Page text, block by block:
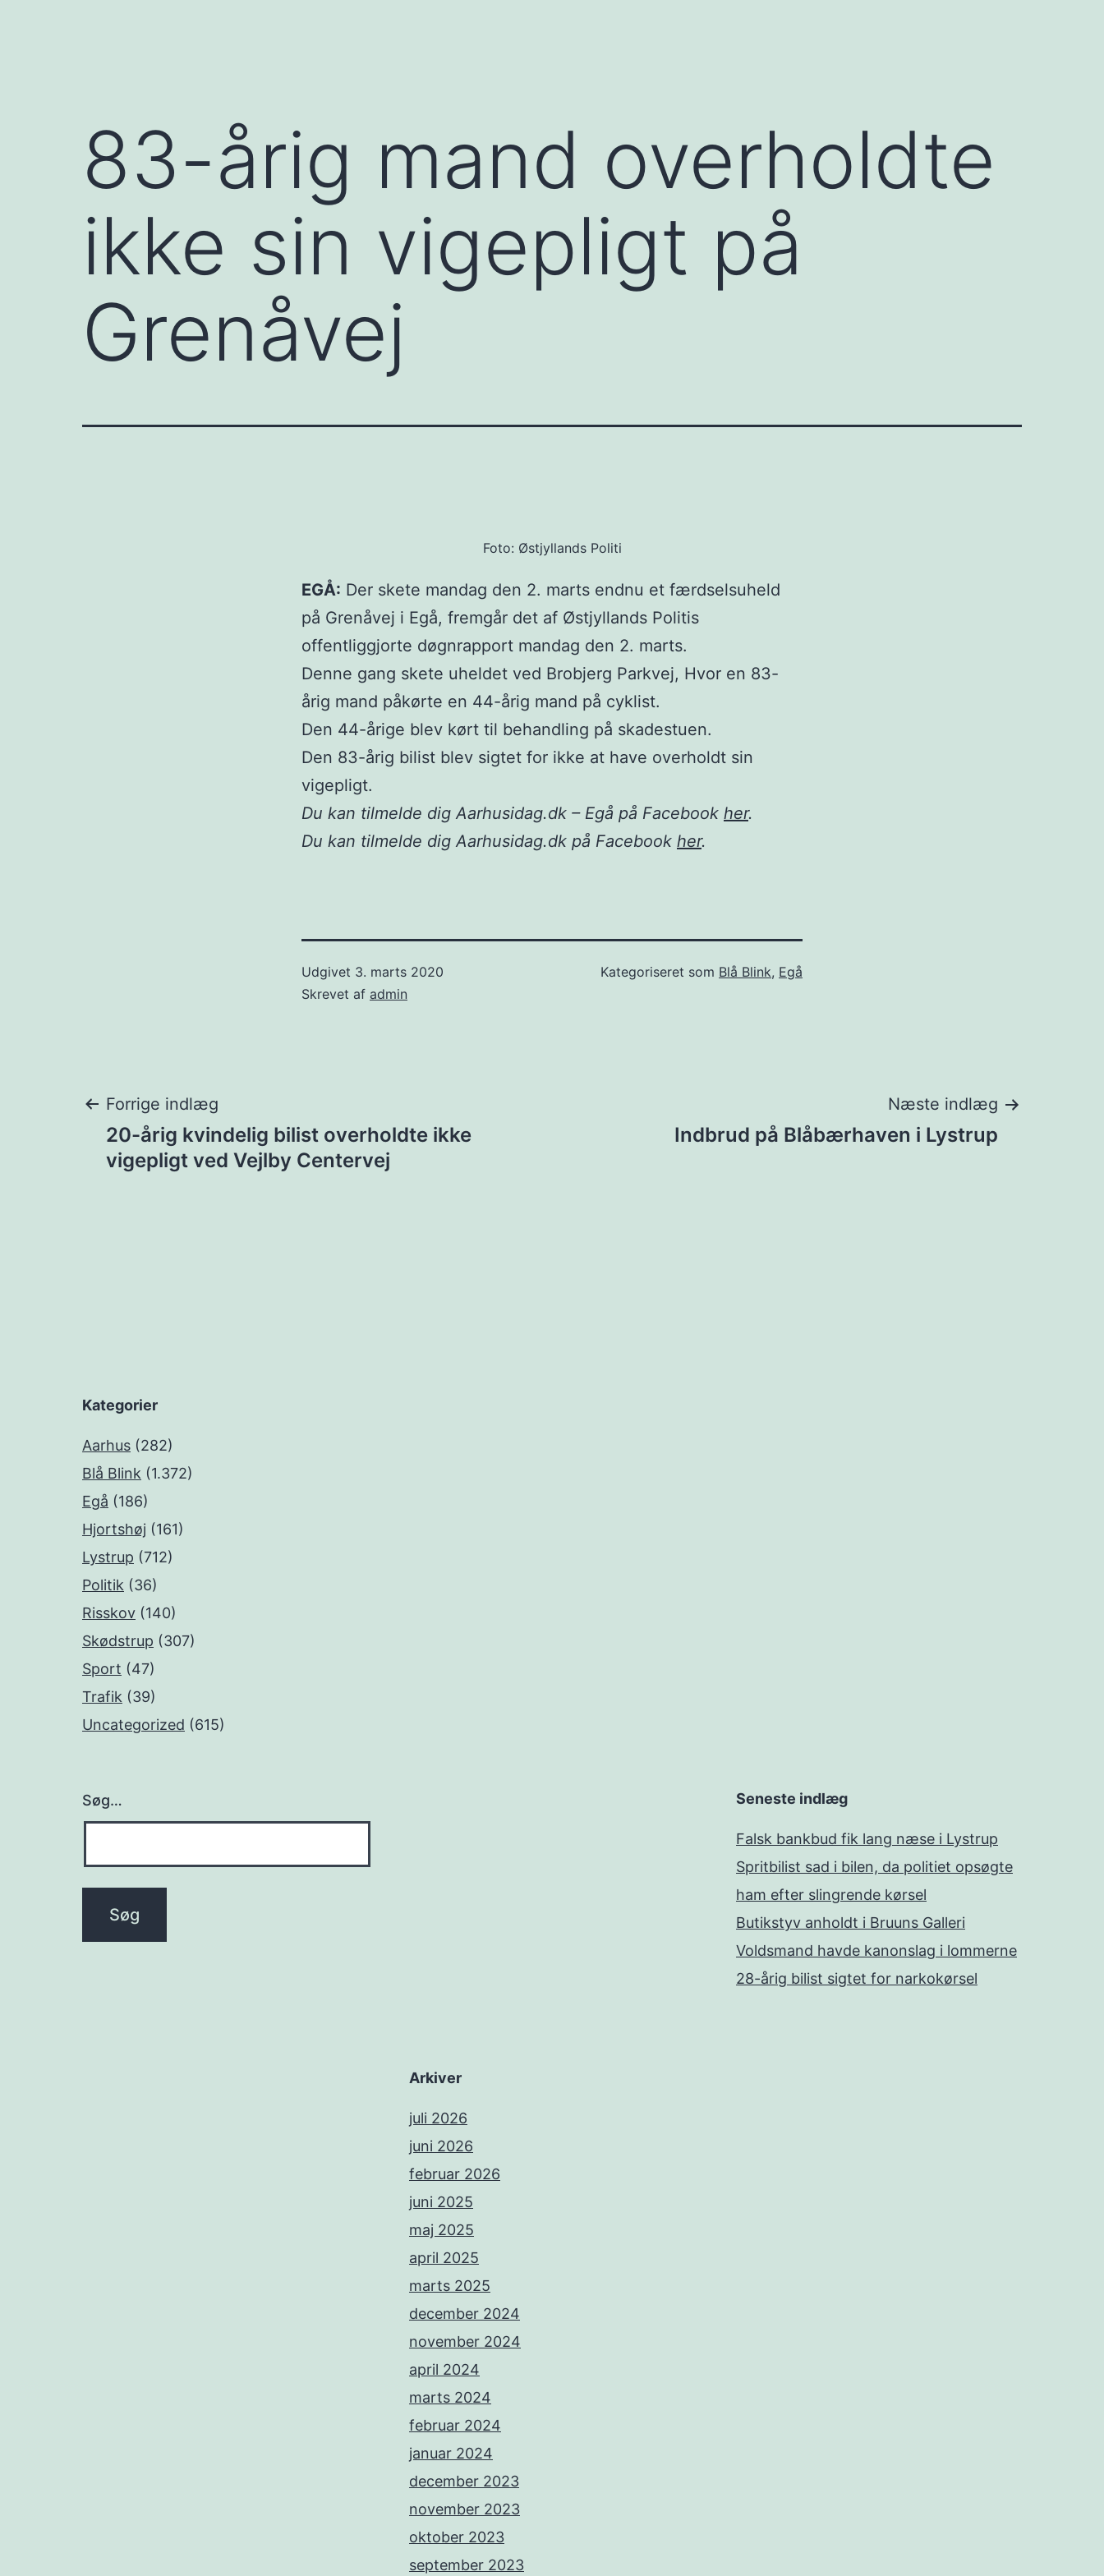
83-årig mand overholdte
ikke sin vigepligt på
Grenåvej
Foto: Østjyllands Politi
EGÅ: Der skete mandag den 2. marts endnu et færdselsuheld
på Grenåvej i Egå, fremgår det af Østjyllands Politis
offentliggjorte døgnrapport mandag den 2. marts.
Denne gang skete uheldet ved Brobjerg Parkvej, Hvor en 83-
årig mand påkørte en 44-årig mand på cyklist.
Den 44-årige blev kørt til behandling på skadestuen.
Den 83-årig bilist blev sigtet for ikke at have overholdt sin
vigepligt.
Du kan tilmelde dig Aarhusidag.dk – Egå på Facebook her.
Du kan tilmelde dig Aarhusidag.dk på Facebook her.
Udgivet 3. marts 2020
Skrevet af admin
Kategoriseret som Blå Blink, Egå
Indlægsnavigation
Forrige indlæg
20-årig kvindelig bilist overholdte ikke
vigepligt ved Vejlby Centervej
Næste indlæg
Indbrud på Blåbærhaven i Lystrup
Kategorier
Aarhus (282)
Blå Blink (1.372)
Egå (186)
Hjortshøj (161)
Lystrup (712)
Politik (36)
Risskov (140)
Skødstrup (307)
Sport (47)
Trafik (39)
Uncategorized (615)
Søg… Seneste indlæg
Falsk bankbud fik lang næse i Lystrup
Spritbilist sad i bilen, da politiet opsøgte
ham efter slingrende kørsel
Butikstyv anholdt i Bruuns Galleri
Voldsmand havde kanonslag i lommerne
28-årig bilist sigtet for narkokørsel
Arkiver
juli 2026
juni 2026
februar 2026
juni 2025
maj 2025
april 2025
marts 2025
december 2024
november 2024
april 2024
marts 2024
februar 2024
januar 2024
december 2023
november 2023
oktober 2023
september 2023